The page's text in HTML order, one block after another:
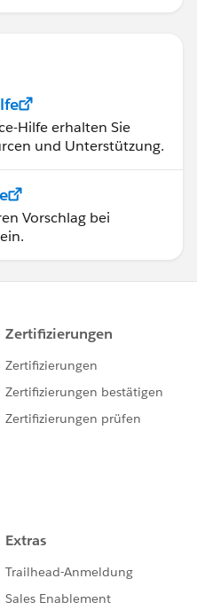
Hilfe erhalten Sie
und Unterstützung.
Vorschlag bei